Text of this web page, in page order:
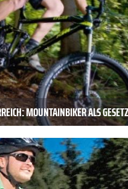
MOUNTAINBIKER ALS